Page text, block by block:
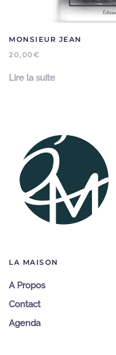
MONSIEUR JEAN
20,00€
Lire la suite
LA MAISON
A Propos
Contact
Agenda